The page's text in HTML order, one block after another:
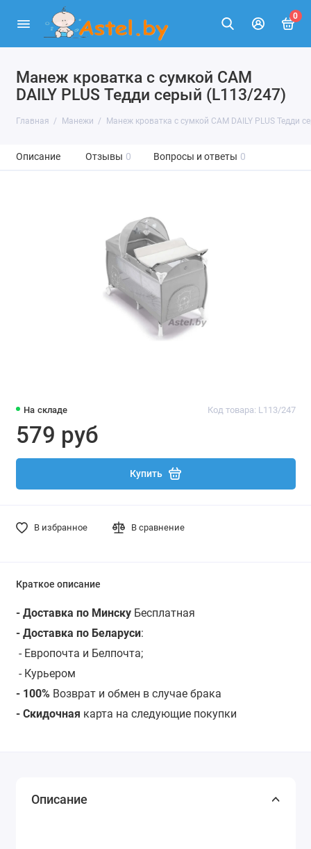
0
Манеж кроватка с сумкой CAM
DAILY PLUS Тедди серый (L113/247)
Главная Манежи Манеж кроватка с сумкой CAM DAILY PLUS Тедди
Описание Отзывы 0 Вопросы и ответы 0
На складе Код товара: L113/247
579 руб
Купить
В избранное В сравнение
Краткое описание
- Доставка по МинскуБесплатная
- Доставка по Беларуси:
- Европочта и Белпочта;
- Курьером
- 100% Возврат и обмен в случае брака
- Скидочная карта на следующие покупки
Описание